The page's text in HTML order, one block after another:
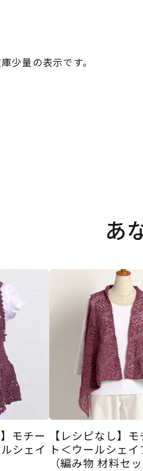
少量の表示です。
あ
モチー
シェイ
【レシピなし】
ト＜ウールシェ
（編み物 材料セッ